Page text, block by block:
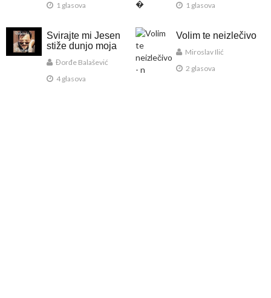
1 glasova 1 glasova
Svirajte mi Jesen
stiže dunjo moja
Đorđe Balašević
4 glasova
Volim te neizlečivo
Miroslav Ilić
2 glasova